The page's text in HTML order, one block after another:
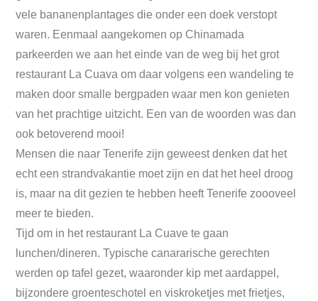
vele bananenplantages die onder een doek verstopt
waren. Eenmaal aangekomen op Chinamada
parkeerden we aan het einde van de weg bij het grot
restaurant La Cuava om daar volgens een wandeling te
maken door smalle bergpaden waar men kon genieten
van het prachtige uitzicht. Een van de woorden was dan
ook betoverend mooi!
Mensen die naar Tenerife zijn geweest denken dat het
echt een strandvakantie moet zijn en dat het heel droog
is, maar na dit gezien te hebben heeft Tenerife zoooveel
meer te bieden.
Tijd om in het restaurant La Cuave te gaan
lunchen/dineren. Typische canararische gerechten
werden op tafel gezet, waaronder kip met aardappel,
bijzondere groenteschotel en viskroketjes met frietjes,